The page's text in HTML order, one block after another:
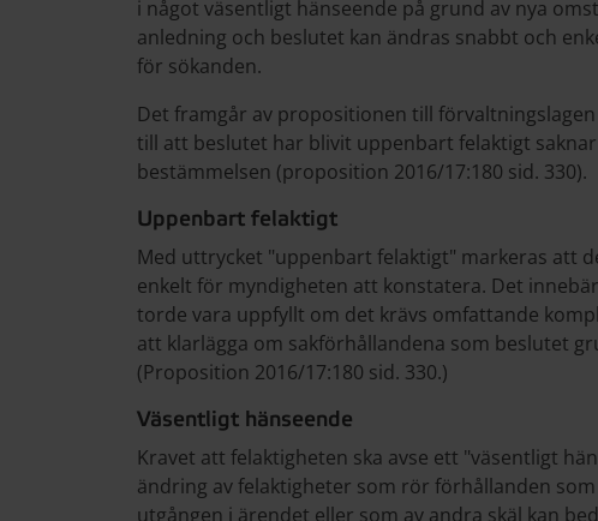
i något väsentligt hänseende på grund av nya
anledning och beslutet kan ändras snabbt och
för sökanden.
Det framgår av propositionen till
till att beslutet har blivit uppenbart felaktigt
bestämmelsen (proposition 2016/17:180 sid. 330).
Uppenbart felaktigt
Med uttrycket "uppenbart felaktigt" markeras att
enkelt för myndigheten att konstatera. Det
torde vara uppfyllt om det krävs omfattande
att klarlägga om sakförhållandena som beslutet
(Proposition 2016/17:180 sid. 330.)
Väsentligt hänseende
Kravet att felaktigheten ska avse ett "väsentligt
ändring av felaktigheter som rör förhållanden
utgången i ärendet eller som av andra skäl kan